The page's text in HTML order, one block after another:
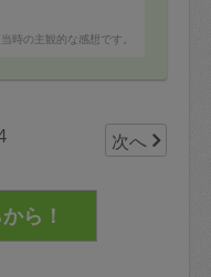
た皮)も食べてしまい
くお願いしますm(_
時の主観的な感想です。
次へ